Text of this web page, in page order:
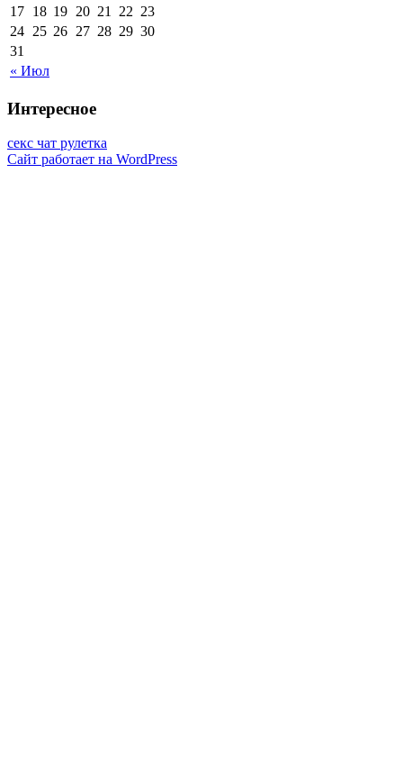
« Июл
17 18 19 20 21 22 23
24 25 26 27 28 29 30
31
Интересное
секс чат рулетка
Сайт работает на WordPress